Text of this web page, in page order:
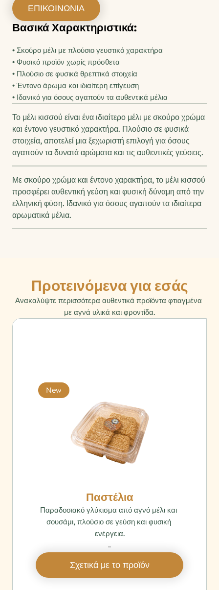
ΕΠΙΚΟΙΝΩΝΙΑ
Βασικά Χαρακτηριστικά:
• Σκούρο μέλι με πλούσιο γευστικό χαρακτήρα
• Φυσικό προϊόν χωρίς πρόσθετα
• Πλούσιο σε φυσικά θρεπτικά στοιχεία
• Έντονο άρωμα και ιδιαίτερη επίγευση
• Ιδανικό για όσους αγαπούν τα αυθεντικά μέλια
Το μέλι κισσού είναι ένα ιδιαίτερο μέλι με σκούρο χρώμα
και έντονο γευστικό χαρακτήρα. Πλούσιο σε φυσικά
στοιχεία, αποτελεί μια ξεχωριστή επιλογή για όσους
αγαπούν τα δυνατά αρώματα και τις αυθεντικές γεύσεις.
Με σκούρο χρώμα και έντονο χαρακτήρα, το μέλι κισσού
προσφέρει αυθεντική γεύση και φυσική δύναμη από την
ελληνική φύση. Ιδανικό για όσους αγαπούν τα ιδιαίτερα
αρωματικά μέλια.
Προτεινόμενα για εσάς
Ανακαλύψτε περισσότερα αυθεντικά προϊόντα φτιαγμένα
με αγνά υλικά και φροντίδα.
New
Παστέλια
Παραδοσιακό γλύκισμα από αγνό μέλι και
σουσάμι, πλούσιο σε γεύση και φυσική
ενέργεια.
‎
Σχετικά με το προϊόν